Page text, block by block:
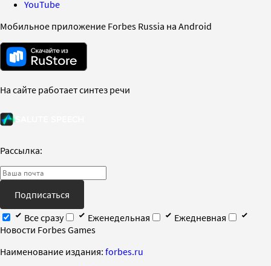
YouTube
Мобильное приложение Forbes Russia на Android
На сайте работает синтез речи
Рассылка:
Подписаться
Все сразу
Еженедельная
Ежедневная
Новости Forbes Games
Наименование издания: forbes.ru